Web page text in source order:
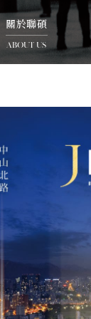
關於聯碩
ABOUT US